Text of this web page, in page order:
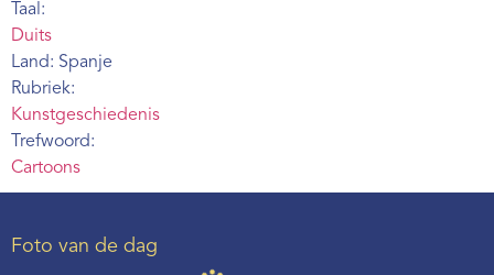
Taal:
Duits
Land: Spanje
Rubriek:
Kunstgeschiedenis
Trefwoord:
Cartoons
Foto van de dag